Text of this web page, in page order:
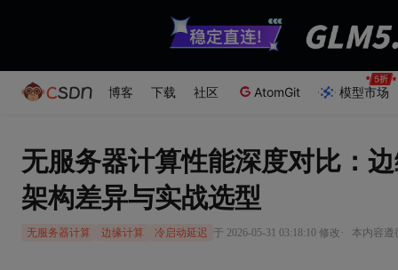
博客 下载 社区 AtomGit 模型市场
无服务器计算性能深度对比：
架构差异与实战选型
无服务器计算 边缘计算 冷启动延迟 于 2026-05-31 03:18:10 修改 · 本内容遵